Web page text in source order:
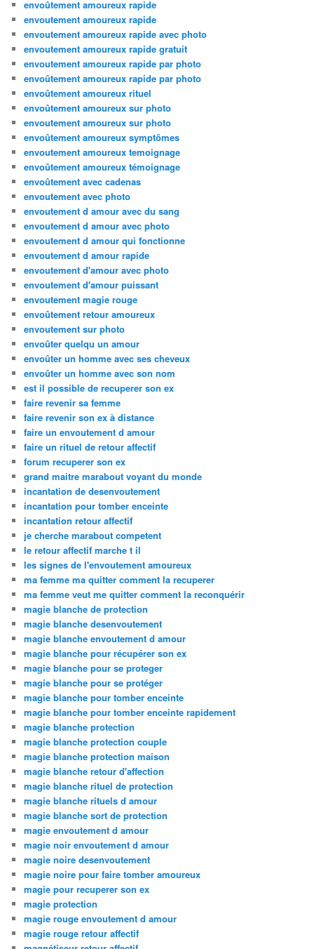
envoûtement amoureux rapide
envoutement amoureux rapide
envoutement amoureux rapide avec photo
envoutement amoureux rapide gratuit
envoutement amoureux rapide par photo
envoûtement amoureux rapide par photo
envoûtement amoureux rituel
envoûtement amoureux sur photo
envoutement amoureux sur photo
envoûtement amoureux symptômes
envoutement amoureux temoignage
envoûtement amoureux témoignage
envoûtement avec cadenas
envoutement avec photo
envoutement d amour avec du sang
envoutement d amour avec photo
envoutement d amour qui fonctionne
envoutement d amour rapide
envoutement d'amour avec photo
envoutement d'amour puissant
envoutement magie rouge
envoûtement retour amoureux
envoutement sur photo
envoûter quelqu un amour
envoûter un homme avec ses cheveux
envoûter un homme avec son nom
est il possible de recuperer son ex
faire revenir sa femme
faire revenir son ex à distance
faire un envoutement d amour
faire un rituel de retour affectif
forum recuperer son ex
grand maitre marabout voyant du monde
incantation de desenvoutement
incantation pour tomber enceinte
incantation retour affectif
je cherche marabout competent
le retour affectif marche t il
les signes de l'envoutement amoureux
ma femme ma quitter comment la recuperer
ma femme veut me quitter comment la reconquérir
magie blanche de protection
magie blanche desenvoutement
magie blanche envoutement d amour
magie blanche pour récupérer son ex
magie blanche pour se proteger
magie blanche pour se protéger
magie blanche pour tomber enceinte
magie blanche pour tomber enceinte rapidement
magie blanche protection
magie blanche protection couple
magie blanche protection maison
magie blanche retour d'affection
magie blanche rituel de protection
magie blanche rituels d amour
magie blanche sort de protection
magie envoutement d amour
magie noir envoutement d amour
magie noire desenvoutement
magie noire pour faire tomber amoureux
magie pour recuperer son ex
magie protection
magie rouge envoutement d amour
magie rouge retour affectif